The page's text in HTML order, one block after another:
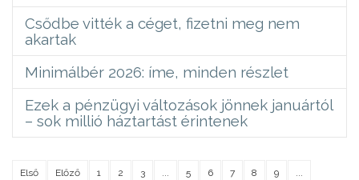
Csődbe vitték a céget, fizetni meg nem
akartak
Minimálbér 2026: íme, minden részlet
Ezek a pénzügyi változások jönnek januártól
– sok millió háztartást érintenek
Első Előző 1 2 3 ... 5 6 7 8 9 ...